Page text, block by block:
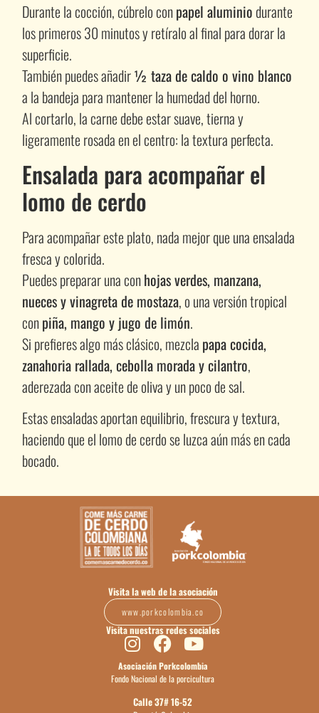
Durante la cocción, cúbrelo conpapel aluminio durante
los primeros 30 minutos y retíralo al final para dorar la
superficie.
También puedes añadir½ taza de caldo o vino blanco
a la bandeja para mantener la humedad del horno.
Al cortarlo, la carne debe estar suave, tierna y
ligeramente rosada en el centro: la textura perfecta.
Ensalada para acompañar el
lomo de cerdo
Para acompañar este plato, nada mejor que una ensalada
fresca y colorida.
Puedes preparar una conhojas verdes, manzana,
nueces y vinagreta de mostaza, o una versión tropical
conpiña, mango y jugo de limón.
Si prefieres algo más clásico, mezcla papa cocida,
zanahoria rallada, cebolla morada y cilantro,
aderezada con aceite de oliva y un poco de sal.
Estas ensaladas aportan equilibrio, frescura y textura,
haciendo que el lomo de cerdo se luzca aún más en cada
bocado.
Visita la web de la asociación
www.porkcolombia.co
Visita nuestras redes sociales
Asociación Porkcolombia
Fondo Nacional de la porcicultura
Calle 37# 16-52